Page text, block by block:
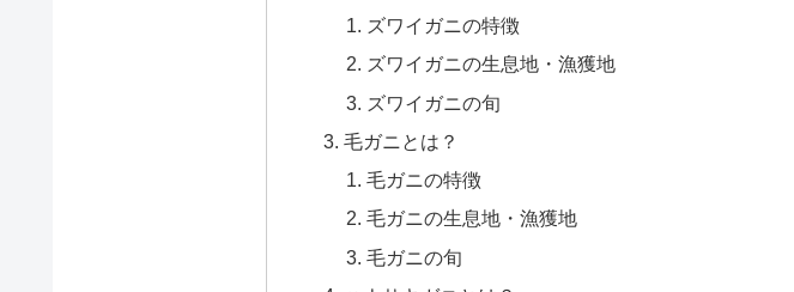
ズワイガニの特徴
ズワイガニの生息地・漁獲地
ズワイガニの旬
毛ガニとは？
毛ガニの特徴
毛ガニの生息地・漁獲地
毛ガニの旬